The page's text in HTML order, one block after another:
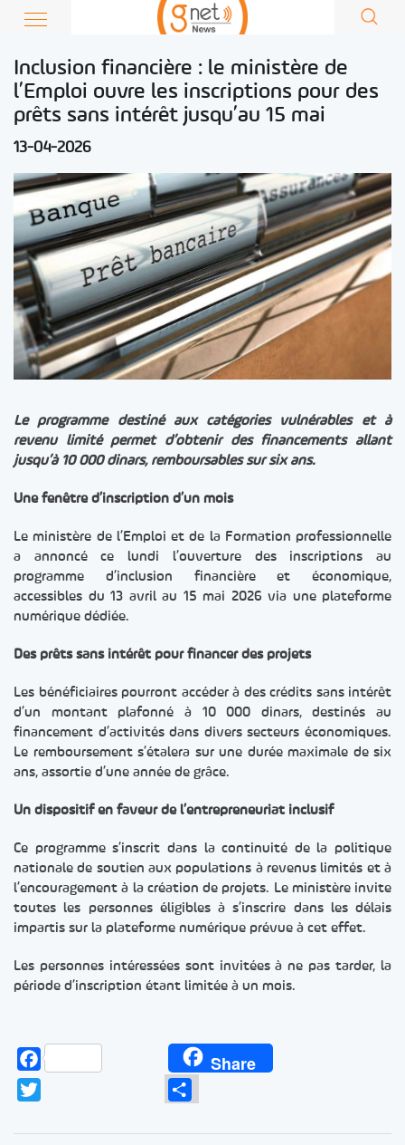
Inclusion financière : le ministère de
l’Emploi ouvre les inscriptions pour des
prêts sans intérêt jusqu’au 15 mai
13-04-2026
Le programme destiné aux catégories vulnérables et à
revenu limité permet d’obtenir des financements allant
jusqu’à 10 000 dinars, remboursables sur six ans.
Une fenêtre d’inscription d’un mois
Le ministère de l’Emploi et de la Formation professionnelle
a annoncé ce lundi l’ouverture des inscriptions au
programme d’inclusion financière et économique,
accessibles du 13 avril au 15 mai 2026 via une plateforme
numérique dédiée.
Des prêts sans intérêt pour financer des projets
Les bénéficiaires pourront accéder à des crédits sans intérêt
d’un montant plafonné à 10 000 dinars, destinés au
financement d’activités dans divers secteurs économiques.
Le remboursement s’étalera sur une durée maximale de six
ans, assortie d’une année de grâce.
Un dispositif en faveur de l’entrepreneuriat inclusif
Ce programme s’inscrit dans la continuité de la politique
nationale de soutien aux populations à revenus limités et à
l’encouragement à la création de projets. Le ministère invite
toutes les personnes éligibles à s’inscrire dans les délais
impartis sur la plateforme numérique prévue à cet effet.
Les personnes intéressées sont invitées à ne pas tarder, la
période d’inscription étant limitée à un mois.
Facebook Share